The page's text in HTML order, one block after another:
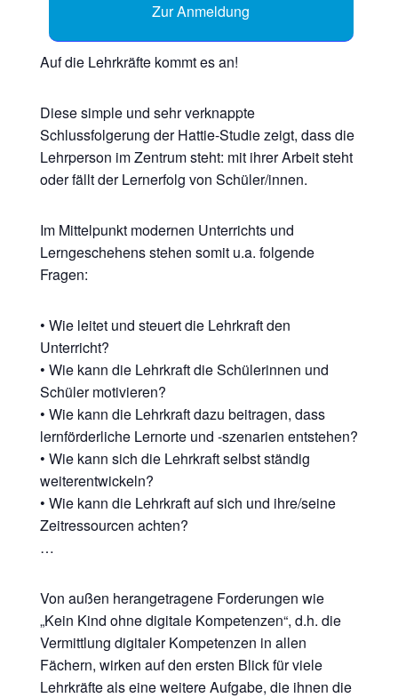
Zur Anmeldung
Auf die Lehrkräfte kommt es an!
Diese simple und sehr verknappte
Schlussfolgerung der Hattie-Studie zeigt, dass die
Lehrperson im Zentrum steht: mit ihrer Arbeit steht
oder fällt der Lernerfolg von Schüler/innen.
Im Mittelpunkt modernen Unterrichts und
Lerngeschehens stehen somit u.a. folgende
Fragen:
• Wie leitet und steuert die Lehrkraft den
Unterricht?
• Wie kann die Lehrkraft die Schülerinnen und
Schüler motivieren?
• Wie kann die Lehrkraft dazu beitragen, dass
lernförderliche Lernorte und -szenarien entstehen?
• Wie kann sich die Lehrkraft selbst ständig
weiterentwickeln?
• Wie kann die Lehrkraft auf sich und ihre/seine
Zeitressourcen achten?
…
Von außen herangetragene Forderungen wie
„Kein Kind ohne digitale Kompetenzen“, d.h. die
Vermittlung digitaler Kompetenzen in allen
Fächern, wirken auf den ersten Blick für viele
Lehrkräfte als eine weitere Aufgabe, die ihnen die